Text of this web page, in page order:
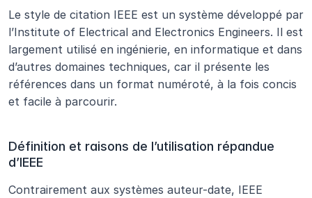
Le style de citation IEEE est un système développé par
l’Institute of Electrical and Electronics Engineers. Il est
largement utilisé en ingénierie, en informatique et dans
d’autres domaines techniques, car il présente les
références dans un format numéroté, à la fois concis
et facile à parcourir.
Définition et raisons de l’utilisation répandue
d’IEEE
Contrairement aux systèmes auteur-date, IEEE